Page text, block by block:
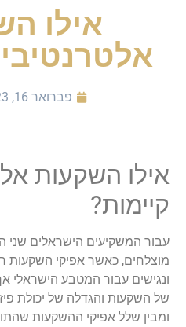
אילו
פברואר 16, 2023
אילו השקעות
קיימות?
עבור המשקיעים הישראלים שני
מוצלחים, כאשר אפיקי השקעות
ונגישים עבור המטבע הישראלי
של השקעות והגדלה של יכולת
ומבין שלל אפיקי ההשקעות